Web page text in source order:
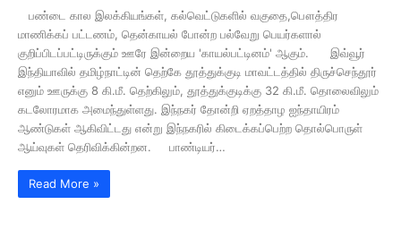
பண்டை கால இலக்கியங்கள், கல்வெட்டுகளில் வகுதை,பௌத்திர
மாணிக்கப் பட்டணம், தென்காயல் போன்ற பல்வேறு பெயர்களால்
குறிப்பிடப்பட்டிருக்கும் ஊரே இன்றைய 'காயல்பட்டினம்' ஆகும். இவ்வூர்
இந்தியாவில் தமிழ்நாட்டின் தெற்கே தூத்துக்குடி மாவட்டத்தில் திருச்செந்தூர்
எனும் ஊருக்கு 8 கி.மீ. தெற்கிலும், தூத்துக்குடிக்கு 32 கி.மீ. தொலைவிலும்
கடலோரமாக அமைந்துள்ளது. இந்நகர் தோன்றி ஏறத்தாழ ஐந்தாயிரம்
ஆண்டுகள் ஆகிவிட்டது என்று இந்நகரில் கிடைக்கப்பெற்ற தொல்பொருள்
ஆய்வுகள் தெரிவிக்கின்றன. பாண்டியர்…
Read More »